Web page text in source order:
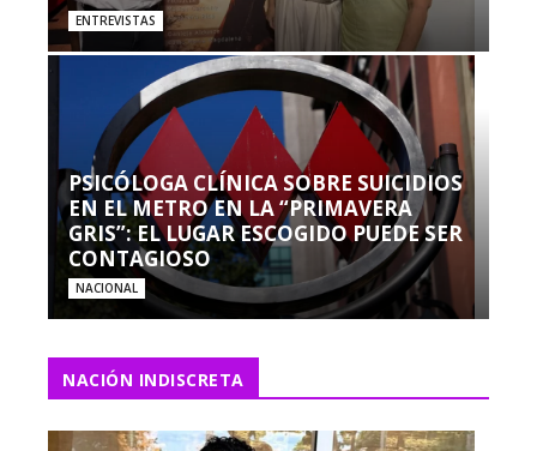
ENTREVISTAS
PSICÓLOGA CLÍNICA SOBRE SUICIDIOS
EN EL METRO EN LA “PRIMAVERA
GRIS”: EL LUGAR ESCOGIDO PUEDE SER
CONTAGIOSO
NACIONAL
NACIÓN INDISCRETA